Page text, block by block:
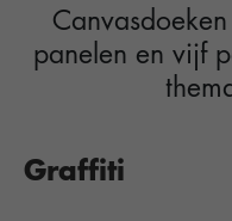
panelen en vijf
Graffiti